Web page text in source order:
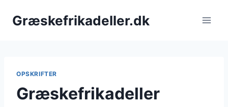
Græskefrikadeller.dk
OPSKRIFTER
Græskefrikadeller